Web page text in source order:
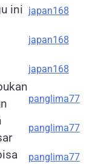
ini japan168
japan168
japan168
panglima77
panglima77
panglima77